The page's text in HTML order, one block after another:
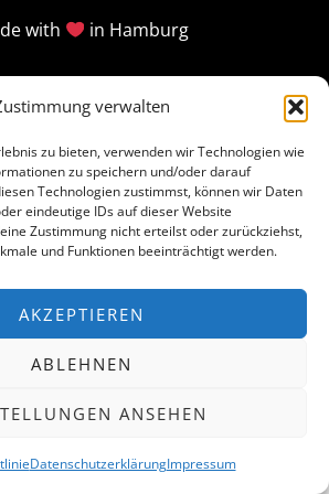
verwalten
zu bieten, verwenden wir Technologien wie
zu speichern und/oder darauf
Technologien zustimmst, können wir Daten
eindeutige IDs auf dieser Website
Zustimmung nicht erteilst oder zurückziehst,
und Funktionen beeinträchtigt werden.
AKZEPTIEREN
ABLEHNEN
ANSEHEN
DatenschutzerklärungImpressum
with in Hamburg